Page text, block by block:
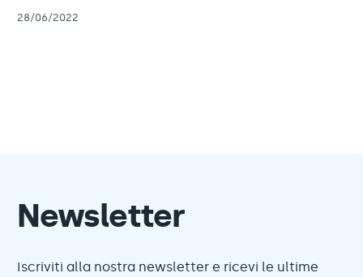
28/06/2022
Newsletter
Iscriviti alla nostra newsletter e ricevi le ultime